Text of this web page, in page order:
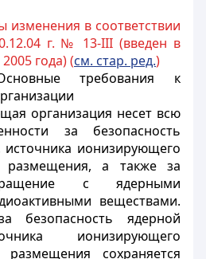
изменения в соответствии
г. № 13-III (введен в
года) (см. стар. ред.)
требования к
организация несет всю
за безопасность
источника ионизирующего
размещения, а также за
с ядерными
веществами.
безопасность ядерной
ионизирующего
размещения сохраняется